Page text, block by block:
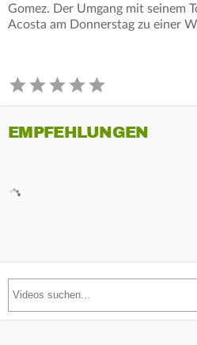
Gomez. Der Umgang mit seinem
Acosta am Donnerstag zu einer
EMPFEHLUNGEN